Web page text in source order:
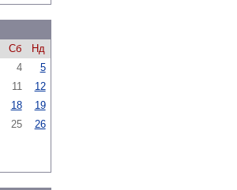
Сб
Нд
4
5
11
12
18
19
25
26